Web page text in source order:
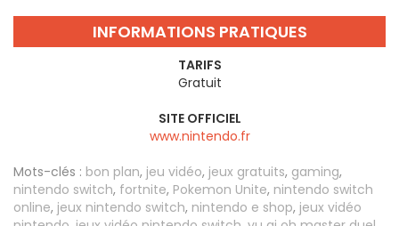
INFORMATIONS PRATIQUES
TARIFS
Gratuit
SITE OFFICIEL
www.nintendo.fr
Mots-clés : bon plan, jeu vidéo, jeux gratuits, gaming,
nintendo switch, fortnite, Pokemon Unite, nintendo switch
online, jeux nintendo switch, nintendo e shop, jeux vidéo